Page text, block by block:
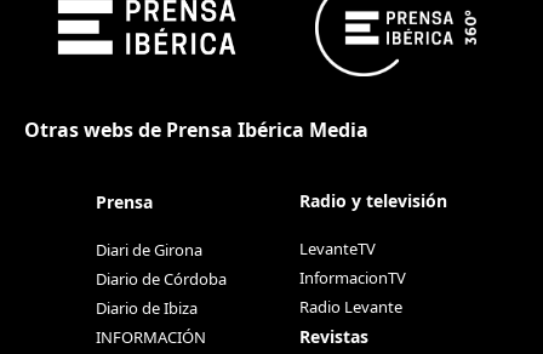
Otras webs de Prensa Ibérica Media
Prensa
Diari de Girona
Diario de Córdoba
Diario de Ibiza
INFORMACIÓN
Radio y televisión
LevanteTV
InformacionTV
Radio Levante
Revistas